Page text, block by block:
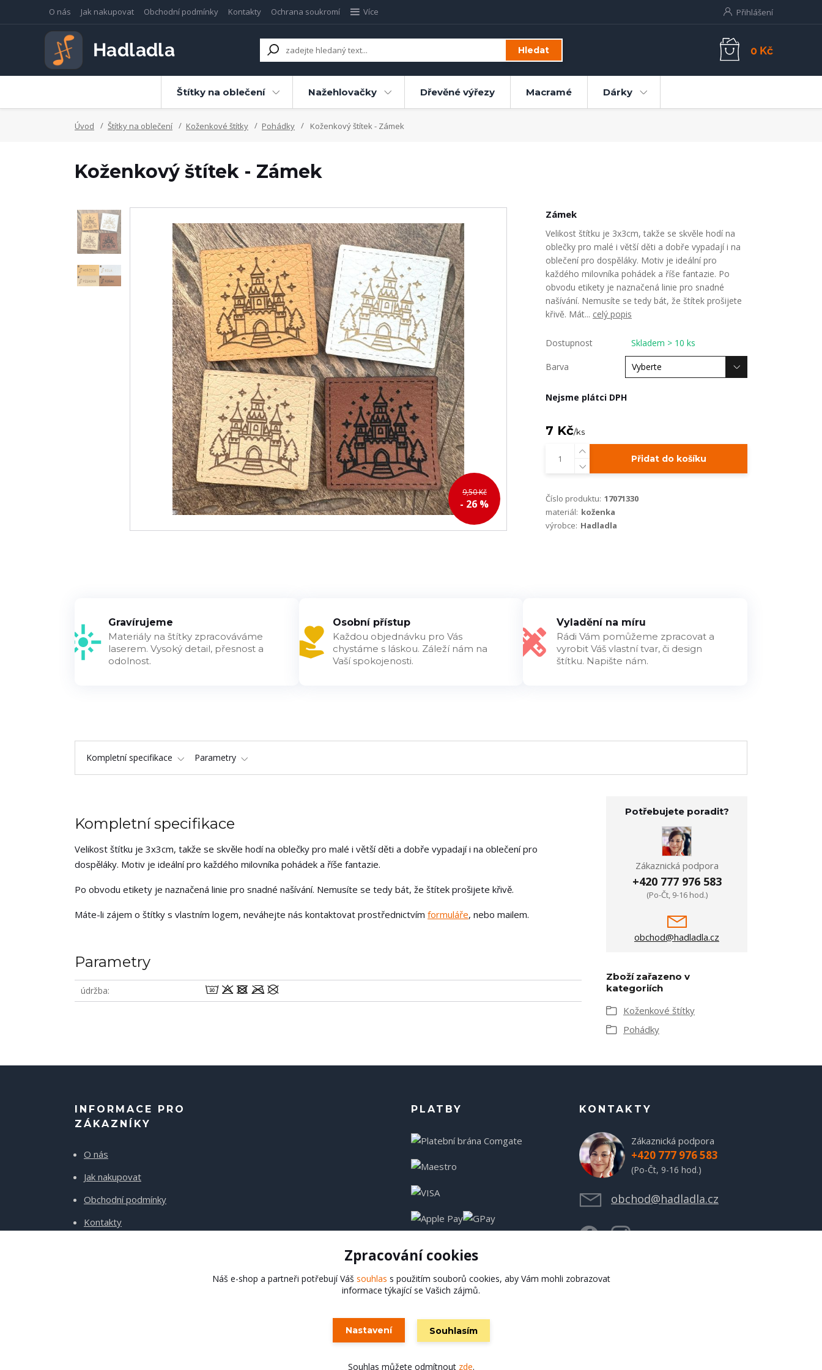
O nás Jak nakupovat Obchodní podmínky Kontakty Ochrana soukromí Více Přihlášení
Hledat 0 Kč
Štítky na oblečení Nažehlovačky Dřevěné výřezy Macramé Dárky
Úvod Štítky na oblečení Koženkové štítky Pohádky Koženkový štítek - Zámek
Koženkový štítek - Zámek
9,50 Kč
- 26 %
Zámek
Velikost štítku je 3x3cm, takže se skvěle hodí na
oblečky pro malé i větší děti a dobře vypadají i na
oblečení pro dospěláky. Motiv je ideální pro
každého milovníka pohádek a říše fantazie. Po
obvodu etikety je naznačená linie pro snadné
našívání. Nemusíte se tedy bát, že štítek prošijete
křivě. Mát... celý popis
Dostupnost Skladem > 10 ks
Barva
Nejsme plátci DPH
7 Kč/ks
Přidat do košíku
Číslo produktu: 17071330
materiál: koženka
výrobce: Hadladla
Gravírujeme
Materiály na štítky zpracováváme
laserem. Vysoký detail, přesnost a
odolnost.
Osobní přístup
Každou objednávku pro Vás
chystáme s láskou. Záleží nám na
Vaší spokojenosti.
Vyladění na míru
Rádi Vám pomůžeme zpracovat a
vyrobit Váš vlastní tvar, či design
štítku. Napište nám.
Kompletní specifikace Parametry
Kompletní specifikace
Velikost štítku je 3x3cm, takže se skvěle hodí na oblečky pro malé i větší děti a dobře vypadají i na oblečení pro
dospěláky. Motiv je ideální pro každého milovníka pohádek a říše fantazie.
Po obvodu etikety je naznačená linie pro snadné našívání. Nemusíte se tedy bát, že štítek prošijete křivě.
Máte-li zájem o štítky s vlastním logem, neváhejte nás kontaktovat prostřednictvím formuláře, nebo mailem.
Parametry
údržba wodmU
Potřebujete poradit?
Zákaznická podpora
+420 777 976 583
(Po-Čt, 9-16 hod.)
obchod@hadladla.cz
Zboží zařazeno v
kategoriích
Koženkové štítky
Pohádky
INFORMACE PRO
ZÁKAZNÍKY
O nás
Jak nakupovat
Obchodní podmínky
Kontakty
PLATBY KONTAKTY
Zákaznická podpora
+420 777 976 583
(Po-Čt, 9-16 hod.)
obchod@hadladla.cz
Hadladla.cz
Zpracování cookies
Náš e-shop a partneři potřebují Váš souhlas s použitím souborů cookies, aby Vám mohli zobrazovat
informace týkající se Vašich zájmů.
Nastavení Souhlasím
Souhlas můžete odmítnout zde.